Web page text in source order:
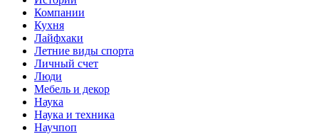
Компании
Кухня
Лайфхаки
Летние виды спорта
Личный счет
Люди
Мебель и декор
Наука
Наука и техника
Научпоп